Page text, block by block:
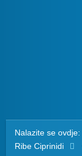
Nalazite se ovdje:
Ribe Ciprinidi